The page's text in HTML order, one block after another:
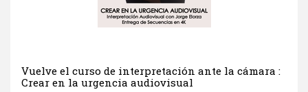
Vuelve el curso de interpretación ante la cámara :
Crear en la urgencia audiovisual